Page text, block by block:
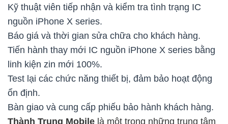
Kỹ thuật viên tiếp nhận và kiểm tra tình trạng IC
nguồn iPhone X series.
Báo giá và thời gian sửa chữa cho khách hàng.
Tiến hành thay mới IC nguồn iPhone X series bằng
linh kiện zin mới 100%.
Test lại các chức năng thiết bị, đảm bảo hoạt động
ổn định.
Bàn giao và cung cấp phiếu bảo hành khách hàng.
Thành Trung Mobile là một trong những trung tâm